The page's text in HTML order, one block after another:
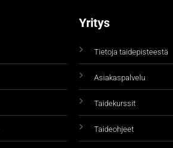
Yritys
Tietoja taidepisteestä
Asiakaspalvelu
Taidekurssit
Taideohjeet